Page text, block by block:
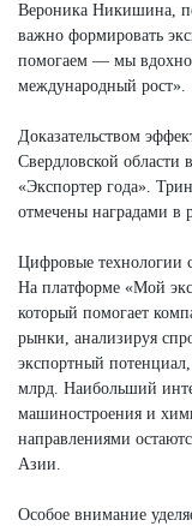
Вероника Никишина,
важно формировать
помогаем — мы
международный рост».
Доказательством
Свердловской области
«Экспортер года».
отмечены наградами в
Цифровые технологии
На платформе «Мой
который помогает
рынки, анализируя
экспортный
млрд. Наибольший
машиностроения и
направлениями
Азии.
Особое внимание